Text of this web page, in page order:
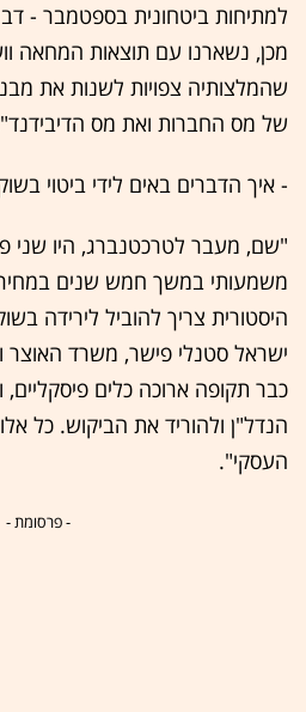
למתיחות ביטחונית בספטמבר -
מכן, נשארנו עם תוצאות המחאה
שהמלצותיה צפויות לשנות את
של מס החברות ואת מס
- איך הדברים באים לידי ביטוי
"שם, מעבר לטרכטנברג, היו שני
משמעותי במשך חמש שנים
היסטורית צריך להוביל לירידה
ישראל סטנלי פישר, משרד
כבר תקופה ארוכה כלים
הנדל"ן ולהוריד את הביקוש. כל
העסקי".
- פרסומת -